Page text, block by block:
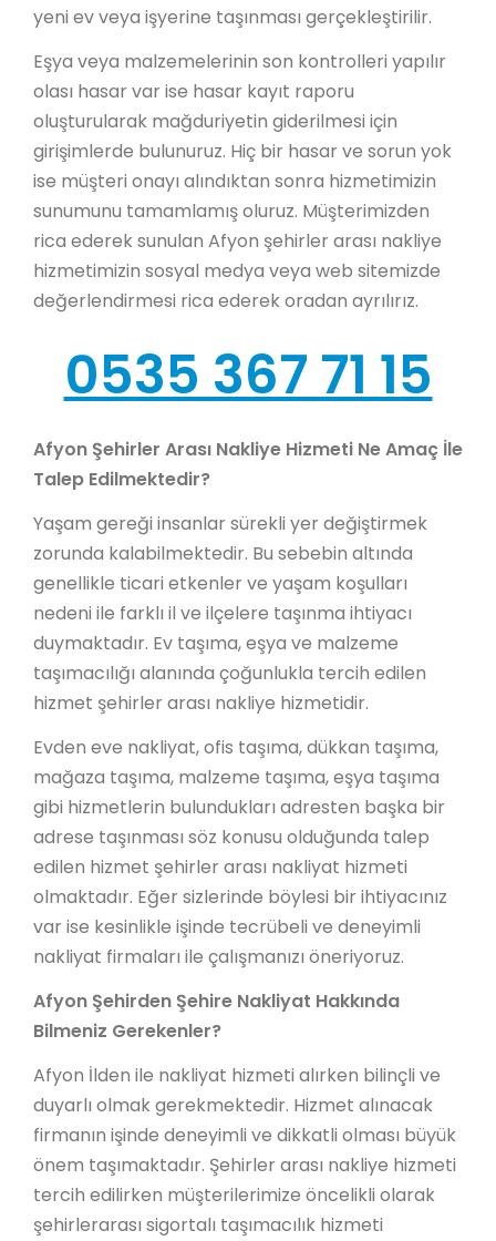
yeni ev veya işyerine taşınması gerçekleştirilir.
Eşya veya malzemelerinin son kontrolleri yapılır
olası hasar var ise hasar kayıt raporu
oluşturularak mağduriyetin giderilmesi için
girişimlerde bulunuruz. Hiç bir hasar ve sorun yok
ise müşteri onayı alındıktan sonra hizmetimizin
sunumunu tamamlamış oluruz. Müşterimizden
rica ederek sunulan Afyon şehirler arası nakliye
hizmetimizin sosyal medya veya web sitemizde
değerlendirmesi rica ederek oradan ayrılırız.
0535 367 71 15
Afyon Şehirler Arası Nakliye Hizmeti Ne Amaç İle
Talep Edilmektedir?
Yaşam gereği insanlar sürekli yer değiştirmek
zorunda kalabilmektedir. Bu sebebin altında
genellikle ticari etkenler ve yaşam koşulları
nedeni ile farklı il ve ilçelere taşınma ihtiyacı
duymaktadır. Ev taşıma, eşya ve malzeme
taşımacılığı alanında çoğunlukla tercih edilen
hizmet şehirler arası nakliye hizmetidir.
Evden eve nakliyat, ofis taşıma, dükkan taşıma,
mağaza taşıma, malzeme taşıma, eşya taşıma
gibi hizmetlerin bulundukları adresten başka bir
adrese taşınması söz konusu olduğunda talep
edilen hizmet şehirler arası nakliyat hizmeti
olmaktadır. Eğer sizlerinde böylesi bir ihtiyacınız
var ise kesinlikle işinde tecrübeli ve deneyimli
nakliyat firmaları ile çalışmanızı öneriyoruz.
Afyon Şehirden Şehire Nakliyat Hakkında
Bilmeniz Gerekenler?
Afyon İlden ile nakliyat hizmeti alırken bilinçli ve
duyarlı olmak gerekmektedir. Hizmet alınacak
firmanın işinde deneyimli ve dikkatli olması büyük
önem taşımaktadır. Şehirler arası nakliye hizmeti
tercih edilirken müşterilerimize öncelikli olarak
şehirlerarası sigortalı taşımacılık hizmeti